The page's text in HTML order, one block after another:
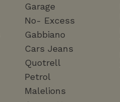
Garage
No- Excess
Gabbiano
Cars Jeans
Quotrell
Petrol
Malelions